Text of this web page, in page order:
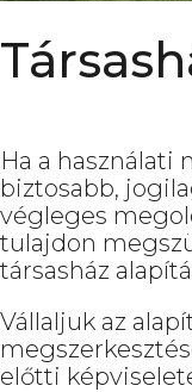
Ha a használati
biztosabb,
végleges
tulajdon
társasház
Vállaljuk az
előtti